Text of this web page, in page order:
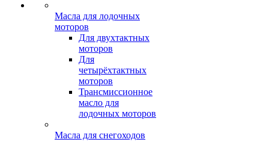
Масла для лодочных
моторов
Для двухтактных
моторов
Для
четырёхтактных
моторов
Трансмиссионное
масло для
лодочных моторов
Масла для снегоходов